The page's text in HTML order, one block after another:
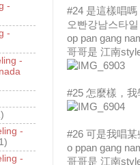
#24 是這樣唱嗎
오빤강남스타일
op pan gang
哥哥是 江南
#25 怎麼樣，
#26 可是我唱某
o ppan gang
哥哥是 江南
-
-
-
-
-